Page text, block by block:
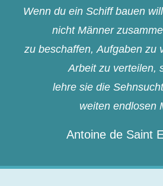
Wenn du ein Schiff bauen
nicht Männer
zu beschaffen, Aufgaben zu
Arbeit zu verteilen,
lehre sie die
weiten endlosen
Antoine de Saint